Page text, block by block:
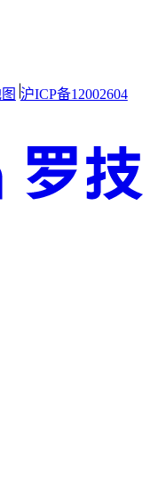
沪ICP备12002604